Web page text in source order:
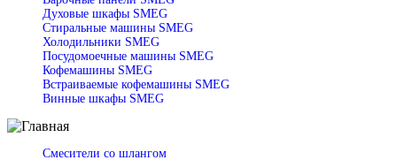
Духовые шкафы SMEG
Стиральные машины SMEG
Холодильники SMEG
Посудомоечные машины SMEG
Кофемашины SMEG
Встраиваемые кофемашины SMEG
Винные шкафы SMEG
Смесители со шлангом